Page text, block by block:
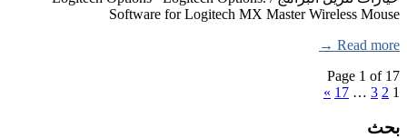
Software for Logitech MX Master Wireless Mouse
Read more →
Page 1 of 17
1
2
3
…
17
»
بحث